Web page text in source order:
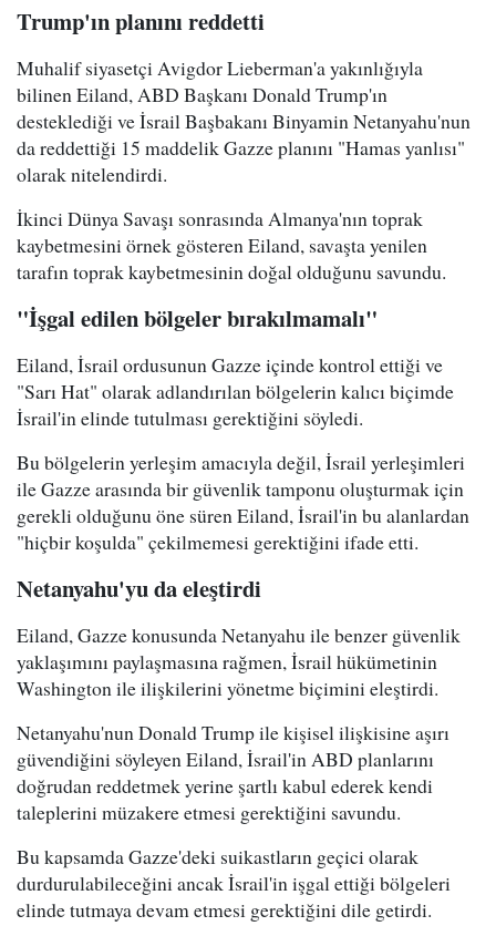
Trump'ın planını reddetti
Muhalif siyasetçi Avigdor Lieberman'a yakınlığıyla
bilinen Eiland, ABD Başkanı Donald Trump'ın
desteklediği ve İsrail Başbakanı Binyamin Netanyahu'nun
da reddettiği 15 maddelik Gazze planını "Hamas yanlısı"
olarak nitelendirdi.
İkinci Dünya Savaşı sonrasında Almanya'nın toprak
kaybetmesini örnek gösteren Eiland, savaşta yenilen
tarafın toprak kaybetmesinin doğal olduğunu savundu.
"İşgal edilen bölgeler bırakılmamalı"
Eiland, İsrail ordusunun Gazze içinde kontrol ettiği ve
"Sarı Hat" olarak adlandırılan bölgelerin kalıcı biçimde
İsrail'in elinde tutulması gerektiğini söyledi.
Bu bölgelerin yerleşim amacıyla değil, İsrail yerleşimleri
ile Gazze arasında bir güvenlik tamponu oluşturmak için
gerekli olduğunu öne süren Eiland, İsrail'in bu alanlardan
"hiçbir koşulda" çekilmemesi gerektiğini ifade etti.
Netanyahu'yu da eleştirdi
Eiland, Gazze konusunda Netanyahu ile benzer güvenlik
yaklaşımını paylaşmasına rağmen, İsrail hükümetinin
Washington ile ilişkilerini yönetme biçimini eleştirdi.
Netanyahu'nun Donald Trump ile kişisel ilişkisine aşırı
güvendiğini söyleyen Eiland, İsrail'in ABD planlarını
doğrudan reddetmek yerine şartlı kabul ederek kendi
taleplerini müzakere etmesi gerektiğini savundu.
Bu kapsamda Gazze'deki suikastların geçici olarak
durdurulabileceğini ancak İsrail'in işgal ettiği bölgeleri
elinde tutmaya devam etmesi gerektiğini dile getirdi.